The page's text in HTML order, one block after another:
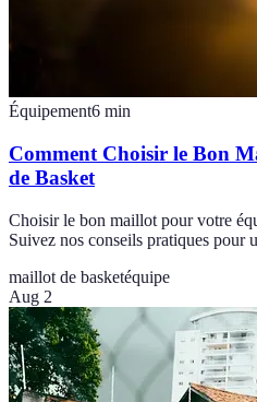
Équipement6 min
Comment Choisir le Bon
de Basket
Choisir le bon maillot pour votre
Suivez nos conseils pratiques pour
maillot de basketéquipe
Aug 2